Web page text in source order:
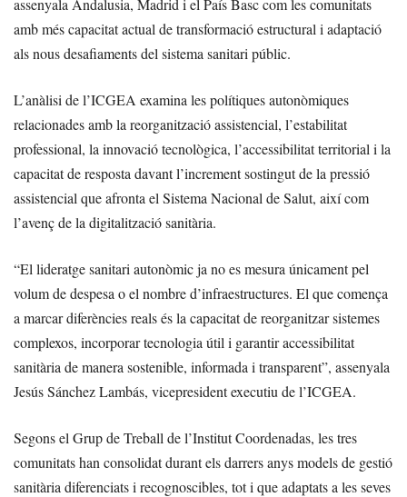
assenyala Andalusia, Madrid i el País Basc com les comunitats
amb més capacitat actual de transformació estructural i adaptació
als nous desafiaments del sistema sanitari públic.
L’anàlisi de l’ICGEA examina les polítiques autonòmiques
relacionades amb la reorganització assistencial, l’estabilitat
professional, la innovació tecnològica, l’accessibilitat territorial i la
capacitat de resposta davant l’increment sostingut de la pressió
assistencial que afronta el Sistema Nacional de Salut, així com
l’avenç de la digitalització sanitària.
“El lideratge sanitari autonòmic ja no es mesura únicament pel
volum de despesa o el nombre d’infraestructures. El que comença
a marcar diferències reals és la capacitat de reorganitzar sistemes
complexos, incorporar tecnologia útil i garantir accessibilitat
sanitària de manera sostenible, informada i transparent”, assenyala
Jesús Sánchez Lambás, vicepresident executiu de l’ICGEA.
Segons el Grup de Treball de l’Institut Coordenadas, les tres
comunitats han consolidat durant els darrers anys models de gestió
sanitària diferenciats i recognoscibles, tot i que adaptats a les seves